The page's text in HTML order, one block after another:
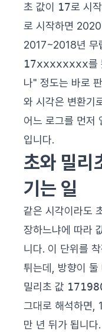
초 값이 17로 시
로 시작하면
2017~2018년 무
17xxxxxxxx를
나" 정도는 바로
와 시각은 변환기
어느 로그를 먼저
입니다.
초와 밀리
기는 일
같은 시각이라도
장하느냐에 따라
니다. 이 단위를
튀는데, 방향이 둘
밀리초 값
그대로 해석하면,
만 년 뒤가 됩니